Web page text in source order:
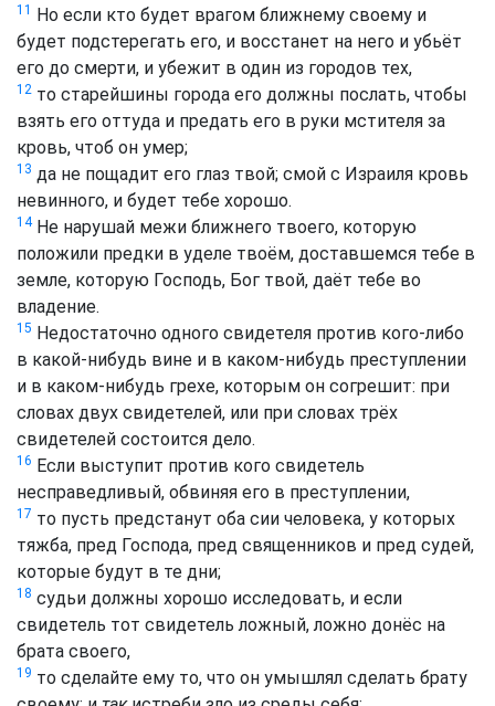
11 Но если кто будет врагом ближнему своему и
будет подстерегать его, и восстанет на него и убьёт
его до смерти, и убежит в один из городов тех,
12 то старейшины города его должны послать, чтобы
взять его оттуда и предать его в руки мстителя за
кровь, чтоб он умер;
13 да не пощадит его глаз твой; смой с Израиля кровь
невинного, и будет тебе хорошо.
14Не нарушай межи ближнего твоего, которую
положили предки в уделе твоём, доставшемся тебе в
земле, которую Господь, Бог твой, даёт тебе во
владение.
15 Недостаточно одного свидетеля против кого-либо
в какой-нибудь вине и в каком-нибудь преступлении
и в каком-нибудь грехе, которым он согрешит: при
словах двух свидетелей, или при словах трёх
свидетелей состоится дело.
16 Если выступит против кого свидетель
несправедливый, обвиняя его в преступлении,
17 то пусть предстанут оба сии человека, у которых
тяжба, пред Господа, пред священников и пред судей,
которые будут в те дни;
18 судьи должны хорошо исследовать, и если
свидетель тот свидетель ложный, ложно донёс на
брата своего,
19 то сделайте ему то, что он умышлял сделать брату